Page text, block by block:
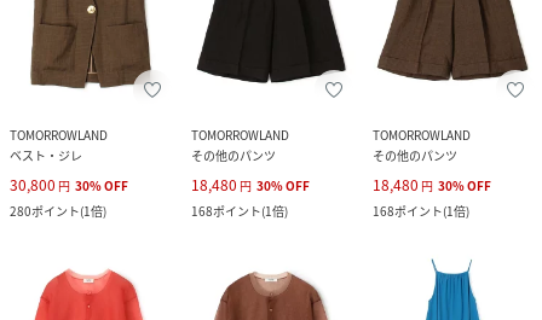
TOMORROWLAND
ベスト・ジレ
30,800 円 30%OFF
280ポイント(1倍)
TOMORROWLAND
その他のパンツ
18,480 円 30%OFF
168ポイント(1倍)
TOMORROWLAND
その他のパンツ
18,480 円 30%OFF
168ポイント(1倍)